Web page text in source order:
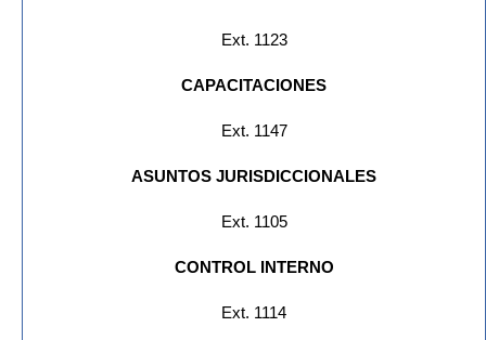
Ext. 1123
CAPACITACIONES
Ext. 1147
ASUNTOS JURISDICCIONALES
Ext. 1105
CONTROL INTERNO
Ext. 1114